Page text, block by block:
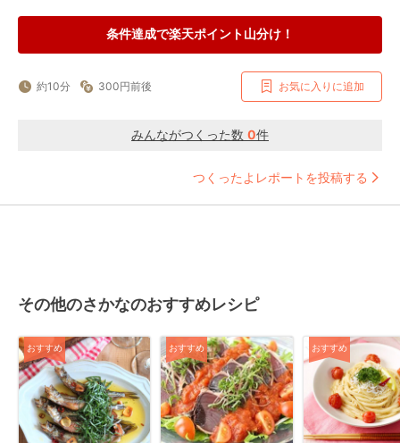
条件達成で楽天ポイント山分け！
約10分 300円前後 お気に入りに追加
みんながつくった数 0件
つくったよレポートを投稿する
その他のさかなのおすすめレシピ
おすすめ おすすめ おすすめ